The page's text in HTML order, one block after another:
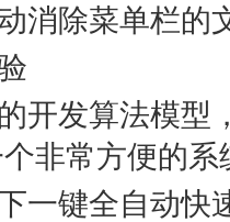
消除菜单栏的
开发算法模型
非常方便的系
一键全自动快